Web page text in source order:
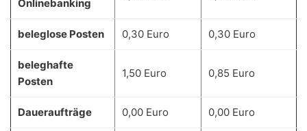
Onlinebanking
beleglose Posten 0,30 Euro 0,30 Euro
beleghafte
Posten
1,50 Euro 0,85 Euro
Daueraufträge 0,00 Euro 0,00 Euro